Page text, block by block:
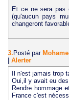
Et ce ne sera pas
(qu'aucun pays
changeront
3.Posté par
| Alerter
Il n'est jamais trop
Oui,il y avait eu
Rendre hommage
France c'est